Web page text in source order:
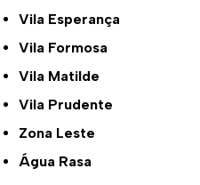
Vila Esperança
Vila Formosa
Vila Matilde
Vila Prudente
Zona Leste
Água Rasa